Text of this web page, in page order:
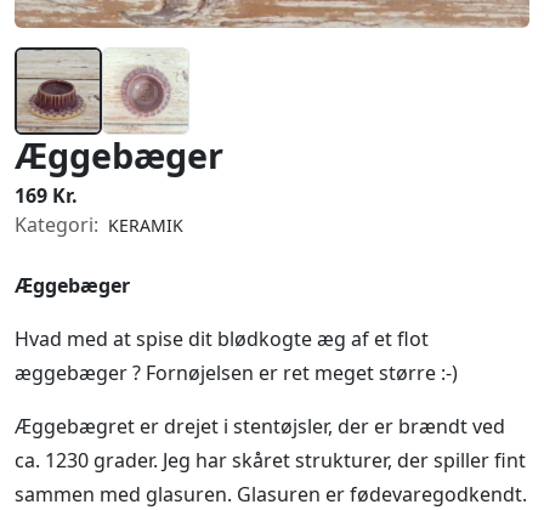
Æggebæger
169 Kr.
Kategori: KERAMIK
Æggebæger
Hvad med at spise dit blødkogte æg af et flot
æggebæger ? Fornøjelsen er ret meget større :-)
Æggebægret er drejet i stentøjsler, der er brændt ved
ca. 1230 grader. Jeg har skåret strukturer, der spiller fint
sammen med glasuren. Glasuren er fødevaregodkendt.